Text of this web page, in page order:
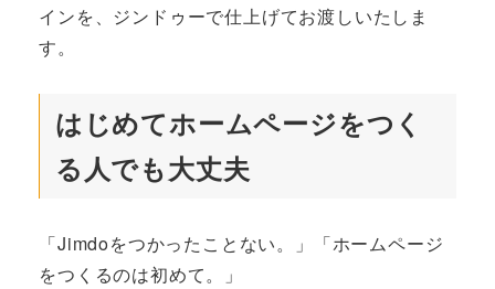
インを、ジンドゥーで仕上げてお渡しいたしま
す。
はじめてホームページをつく
る人でも大丈夫
「Jimdoをつかったことない。」「ホームページ
をつくるのは初めて。」